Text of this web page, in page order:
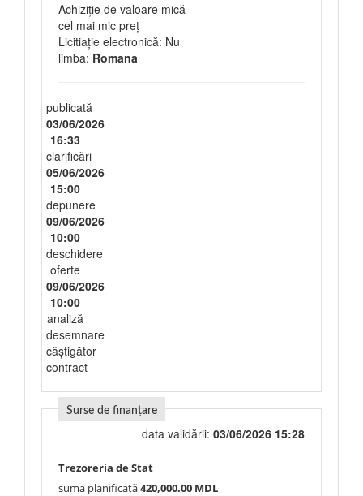
Achiziție de valoare mică
cel mai mic preț
Licitiație electronică: Nu
limba: Romana
publicată
03/06/2026
16:33
clarificări
05/06/2026
15:00
depunere
09/06/2026
10:00
deschidere
oferte
09/06/2026
10:00
analiză
desemnare
câștigător
contract
Surse de finanțare
data validării: 03/06/2026 15:28
Trezoreria de Stat
suma planificată420,000.00 MDL